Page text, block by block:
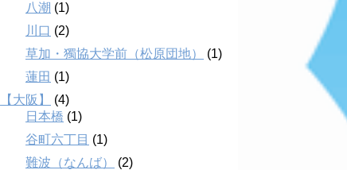
八潮 (1)
川口 (2)
草加・獨協大学前（松原団地）
(1)
蓮田 (1)
【大阪】
(4)
日本橋 (1)
谷町六丁目 (1)
難波（なんば）
(2)